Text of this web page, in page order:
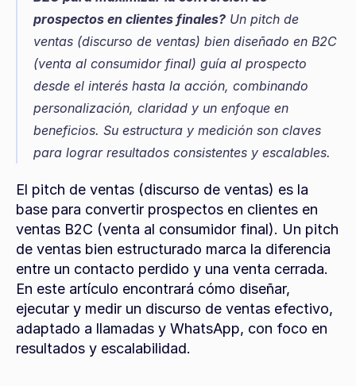
prospectos en clientes finales? Un pitch de
ventas (discurso de ventas) bien diseñado en B2C
(venta al consumidor final) guía al prospecto
desde el interés hasta la acción, combinando
personalización, claridad y un enfoque en
beneficios. Su estructura y medición son claves
para lograr resultados consistentes y escalables.
El pitch de ventas (discurso de ventas) es la
base para convertir prospectos en clientes en
ventas B2C (venta al consumidor final). Un pitch
de ventas bien estructurado marca la diferencia
entre un contacto perdido y una venta cerrada.
En este artículo encontrará cómo diseñar,
ejecutar y medir un discurso de ventas efectivo,
adaptado a llamadas y WhatsApp, con foco en
resultados y escalabilidad.